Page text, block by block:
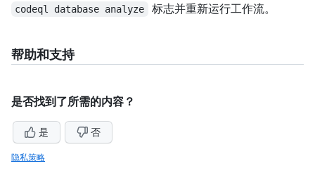
codeql database analyze 标志并重新运行工作流。
帮助和支持
是否找到了所需的内容？
是 否
隐私策略